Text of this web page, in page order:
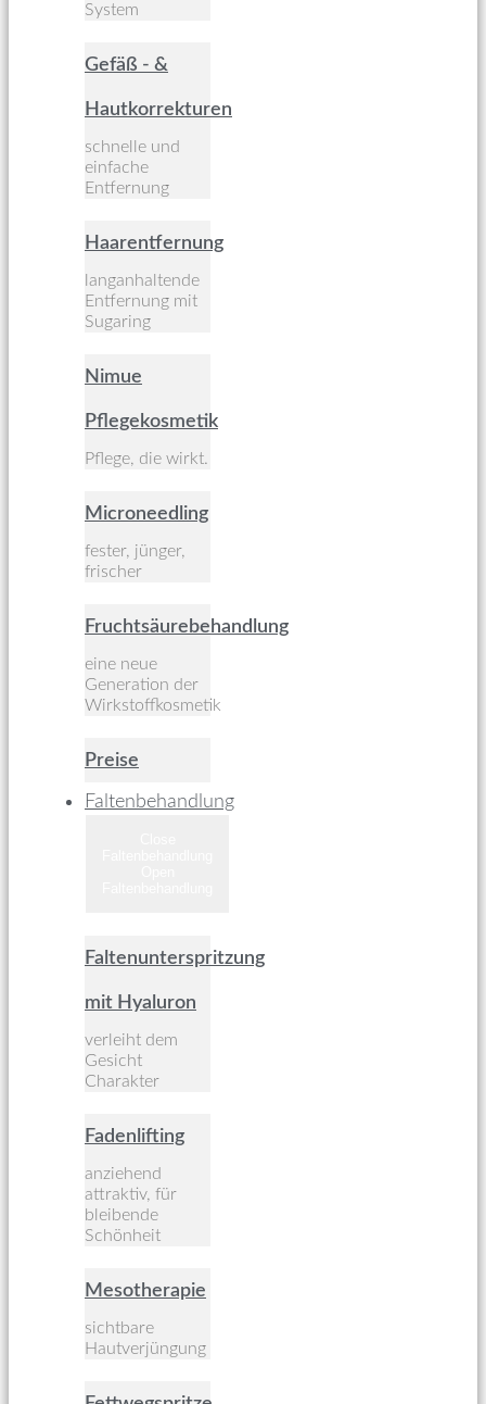
System
Gefäß - &
Hautkorrekturen
schnelle und
einfache
Entfernung
Haarentfernung
langanhaltende
Entfernung mit
Sugaring
Nimue
Pflegekosmetik
Pflege, die wirkt.
Microneedling
fester, jünger,
frischer
Fruchtsäurebehandlung
eine neue
Generation der
Wirkstoffkosmetik
Preise
Faltenbehandlung
Faltenunterspritzung
mit Hyaluron
verleiht dem
Gesicht
Charakter
Fadenlifting
anziehend
attraktiv, für
bleibende
Schönheit
Mesotherapie
sichtbare
Hautverjüngung